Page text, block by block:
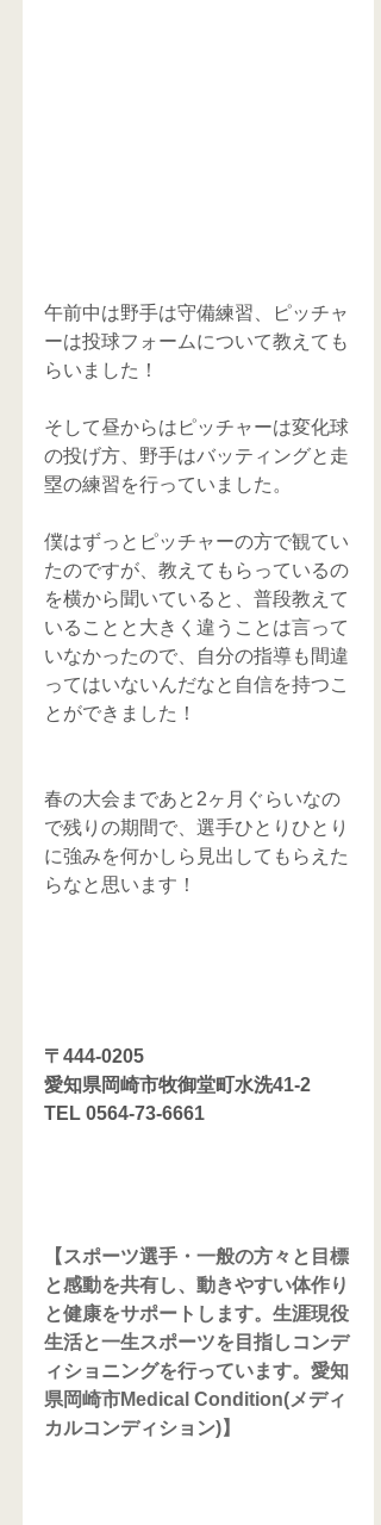
午前中は野手は守備練習、ピッチャ
ーは投球フォームについて教えても
らいました！
そして昼からはピッチャーは変化球
の投げ方、野手はバッティングと走
塁の練習を行っていました。
僕はずっとピッチャーの方で観てい
たのですが、教えてもらっているの
を横から聞いていると、普段教えて
いることと大きく違うことは言って
いなかったので、自分の指導も間違
ってはいないんだなと自信を持つこ
とができました！
春の大会まであと2ヶ月ぐらいなの
で残りの期間で、選手ひとりひとり
に強みを何かしら見出してもらえた
らなと思います！
〒444-0205
愛知県岡崎市牧御堂町水洗41-2
TEL 0564-73-6661
【スポーツ選手・一般の方々と目標
と感動を共有し、動きやすい体作り
と健康をサポートします。生涯現役
生活と一生スポーツを目指しコンデ
ィショニングを行っています。愛知
県岡崎市Medical Condition(メディ
カルコンディション)】